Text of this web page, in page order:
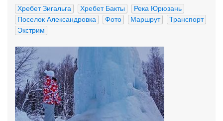
Хребет Зигальга Хребет Бакты
Река Юрюзань
Поселок Александровка
Фото Маршрут
Транспорт
Экстрим